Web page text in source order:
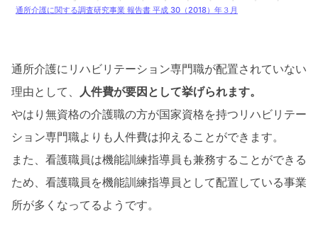
通所介護に関する調査研究事業 報告書 平成 30（2018）年３月
通所介護にリハビリテーション専門職が配置されていない
理由として、 人件費が要因として挙げられます。
やはり無資格の介護職の方が国家資格を持つリハビリテー
ション専門職よりも人件費は抑えることができます。
また、看護職員は機能訓練指導員も兼務することができる
ため、看護職員を機能訓練指導員として配置している事業
所が多くなってるようです。